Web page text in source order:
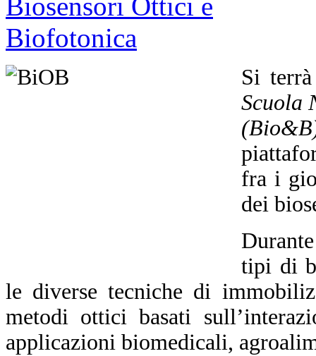
Si
Scuola
fra i
dei
tipi di
le diverse tecniche di
metodi ottici basati
applicazioni biomedicali,